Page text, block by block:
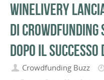
Winelivery
di crowdfunding
dopo il successo
Crowdfunding Buzz